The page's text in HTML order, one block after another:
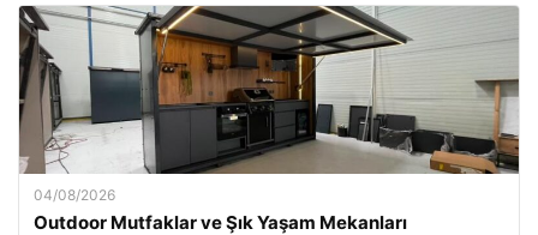
04/08/2026
Outdoor Mutfaklar ve Şık Yaşam Mekanları